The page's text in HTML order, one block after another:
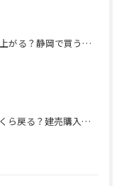
インフレで住宅価格は上がる？静岡で買う前に知る盲点
住宅ローンで税金はいくら戻る？建売購入前の盲点